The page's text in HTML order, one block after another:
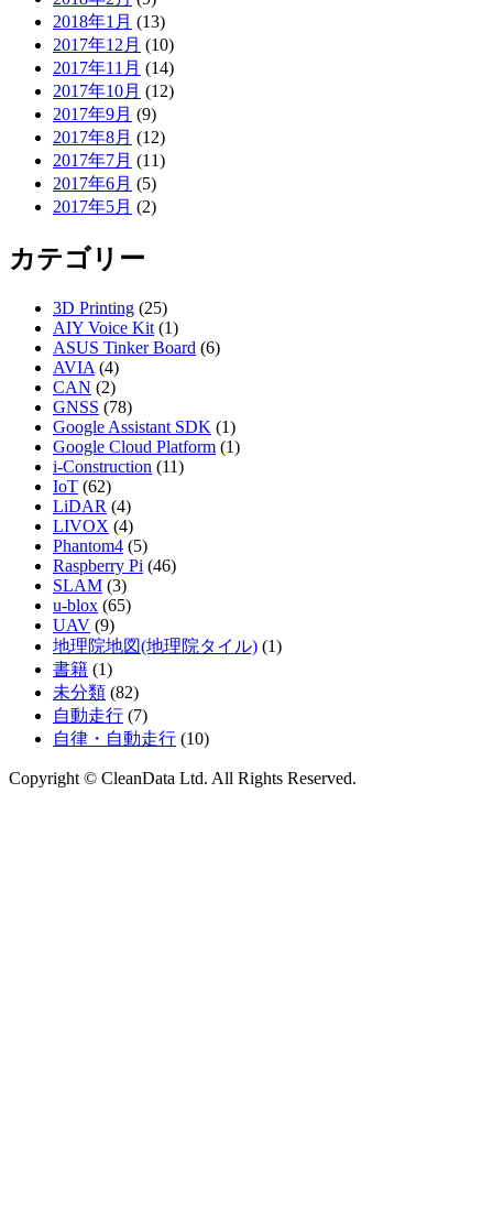
2018年1月 (13)
2017年12月 (10)
2017年11月 (14)
2017年10月 (12)
2017年9月 (9)
2017年8月 (12)
2017年7月 (11)
2017年6月 (5)
2017年5月 (2)
カテゴリー
3D Printing (25)
AIY Voice Kit (1)
ASUS Tinker Board (6)
AVIA (4)
CAN (2)
GNSS (78)
Google Assistant SDK (1)
Google Cloud Platform (1)
i-Construction (11)
IoT (62)
LiDAR (4)
LIVOX (4)
Phantom4 (5)
Raspberry Pi (46)
SLAM (3)
u-blox (65)
UAV (9)
地理院地図(地理院タイル) (1)
書籍 (1)
未分類 (82)
自動走行 (7)
自律・自動走行 (10)
Copyright © CleanData Ltd. All Rights Reserved.